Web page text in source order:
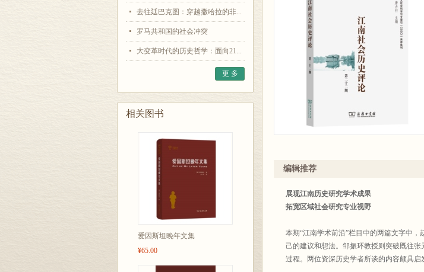
去往廷巴克图：穿越撒哈拉的非...
罗马共和国的社会冲突
大变革时代的历史哲学：面向21...
更 多
相关图书
爱因斯坦晚年文集
¥65.00
编辑推荐
展现江南历史研究学术成果
拓宽区域社会研究专业视野
本期“江南学术前沿”栏目中的两篇文字中
己的建议和想法。邹振环教授则突破既往
过程。两位资深历史学者所谈的内容颇具启